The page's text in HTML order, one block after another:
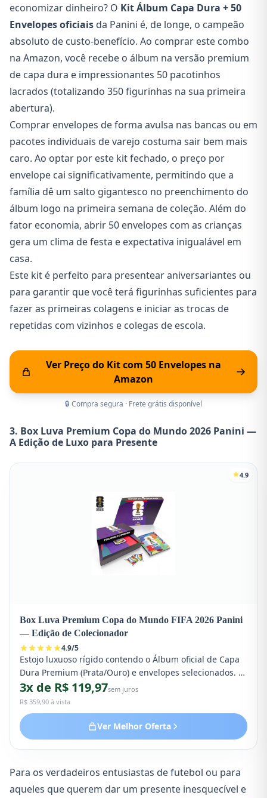
economizar dinheiro? O Kit Álbum Capa Dura + 50
Envelopes oficiais da Panini é, de longe, o campeão
absoluto de custo-benefício. Ao comprar este combo
na Amazon, você recebe o álbum na versão premium
de capa dura e impressionantes 50 pacotinhos
lacrados (totalizando 350 figurinhas na sua primeira
abertura).
Comprar envelopes de forma avulsa nas bancas ou em
pacotes individuais de varejo costuma sair bem mais
caro. Ao optar por este kit fechado, o preço por
envelope cai significativamente, permitindo que a
família dê um salto gigantesco no preenchimento do
álbum logo na primeira semana de coleção. Além do
fator economia, abrir 50 envelopes com as crianças
gera um clima de festa e expectativa inigualável em
casa.
Este kit é perfeito para presentear aniversariantes ou
para garantir que você terá figurinhas suficientes para
fazer as primeiras colagens e iniciar as trocas de
repetidas com vizinhos e colegas de escola.
Ver Preço do Kit com 50 Envelopes na
Amazon
🔒 Compra segura · Frete grátis disponível
3. Box Luva Premium Copa do Mundo 2026 Panini —
A Edição de Luxo para Presente
4.9
Box Luva Premium Copa do Mundo FIFA 2026 Panini
— Edição de Colecionador
4.9/5
Estojo luxuoso rígido contendo o Álbum oficial de Capa
Dura Premium (Prata/Ouro) e envelopes selecionados. O
item de colecionador mais exclusivo lançado pela Panini
para a Copa 2026.
3x de R$ 119,97sem juros
R$ 359,90 à vista
Ver Melhor Oferta
Para os verdadeiros entusiastas de futebol ou para
aqueles que querem dar um presente inesquecível e